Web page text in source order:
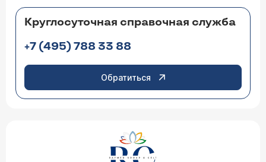
Круглосуточная справочная служба
+7 (495) 788 33 88
Обратиться